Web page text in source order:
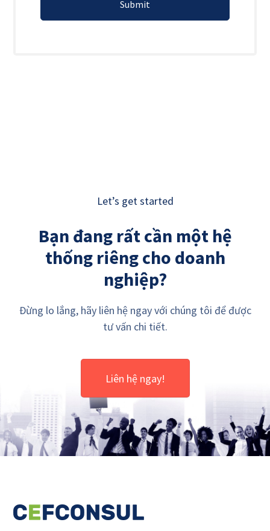
Let’s get started
Bạn đang rất cần một hệ
thống riêng cho doanh
nghiệp?
Đừng lo lắng, hãy liên hệ ngay với chúng tôi để được
tư vấn chi tiết.
Liên hệ ngay!